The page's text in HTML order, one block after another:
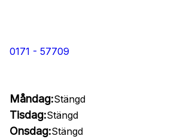
0171 - 57709
Måndag:Stängd
Tisdag:Stängd
Onsdag:Stängd